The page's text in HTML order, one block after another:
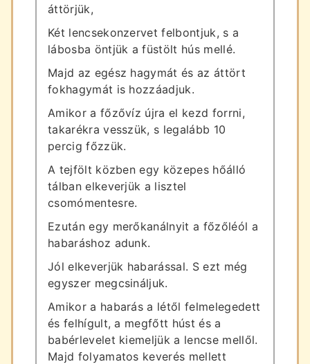
áttörjük,
Két lencsekonzervet felbontjuk, s a
lábosba öntjük a füstölt hús mellé.
Majd az egész hagymát és az áttört
fokhagymát is hozzáadjuk.
Amikor a főzővíz újra el kezd forrni,
takarékra vesszük, s legalább 10
percig főzzük.
A tejfölt közben egy közepes hőálló
tálban elkeverjük a lisztel
csomómentesre.
Ezután egy merőkanálnyit a főzőléól a
habaráshoz adunk.
Jól elkeverjük habarással. S ezt még
egyszer megcsináljuk.
Amikor a habarás a létől felmelegedett
és felhígult, a megfőtt húst és a
babérlevelet kiemeljük a lencse mellől.
Majd folyamatos keverés mellett